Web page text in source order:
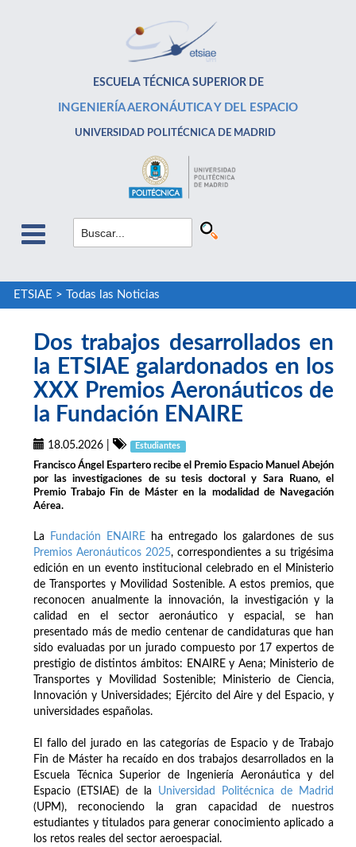
ESCUELA TÉCNICA SUPERIOR DE
INGENIERÍA AERONÁUTICA Y DEL ESPACIO
UNIVERSIDAD POLITÉCNICA DE MADRID
ETSIAE > Todas las Noticias
Dos trabajos desarrollados en
la ETSIAE galardonados en los
XXX Premios Aeronáuticos de
la Fundación ENAIRE
18.05.2026 Estudiantes
Francisco Ángel Espartero recibe el Premio Espacio Manuel Abejón
por las investigaciones de su tesis doctoral y Sara Ruano, el
Premio Trabajo Fin de Máster en la modalidad de Navegación
Aérea.
La Fundación ENAIRE ha entregado los galardones de sus
Premios Aeronáuticos 2025, correspondientes a su trigésima
edición en un evento institucional celebrado en el Ministerio
de Transportes y Movilidad Sostenible. A estos premios, que
reconocen anualmente la innovación, la investigación y la
calidad en el sector aeronáutico y espacial, se han
presentado más de medio centenar de candidaturas que han
sido evaluadas por un jurado compuesto por 17 expertos de
prestigio de distintos ámbitos: ENAIRE y Aena; Ministerio de
Transportes y Movilidad Sostenible; Ministerio de Ciencia,
Innovación y Universidades; Ejército del Aire y del Espacio, y
universidades españolas.
El fallo del jurado en las categorías de Espacio y de Trabajo
Fin de Máster ha recaído en dos trabajos desarrollados en la
Escuela Técnica Superior de Ingeniería Aeronáutica y del
Espacio (ETSIAE) de la Universidad Politécnica de Madrid
(UPM), reconociendo la gran capacidad de nuestros
estudiantes y titulados para generar conocimiento aplicado a
los retos reales del sector aeroespacial.